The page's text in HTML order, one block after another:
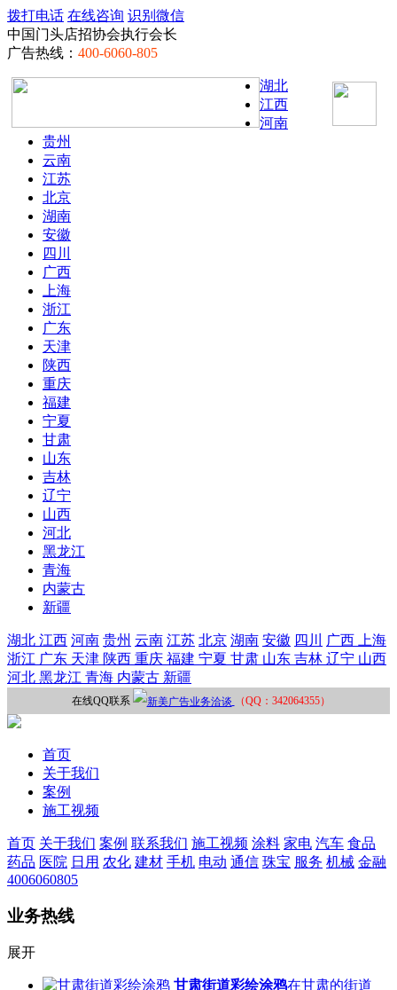
拨打电话 在线咨询 识别微信
中国门头店招协会执行会长
广告热线： 400-6060-805
湖北
江西
河南
贵州
云南
江苏
北京
湖南
安徽
四川
广西
上海
浙江
广东
天津
陕西
重庆
福建
宁夏
甘肃
山东
吉林
辽宁
山西
河北
黑龙江
青海
内蒙古
新疆
湖北 江西 河南 贵州 云南 江苏 北京 湖南 安徽 四川 广西
上海
浙江 广东 天津 陕西 重庆 福建 宁夏 甘肃 山东 吉林 辽宁 山西
河北 黑龙江 青海 内蒙古 新疆
在线QQ联系 （QQ：342064355）
首页
关于我们
案例
施工视频
首页 关于我们 案例 联系我们 施工视频 涂料 家电 汽车 食品
药品 医院 日用 农化 建材 手机 电动 通信 珠宝 服务 机械 金融
4006060805
业务热线
展开
甘肃街道彩绘涂鸦在甘肃的街道